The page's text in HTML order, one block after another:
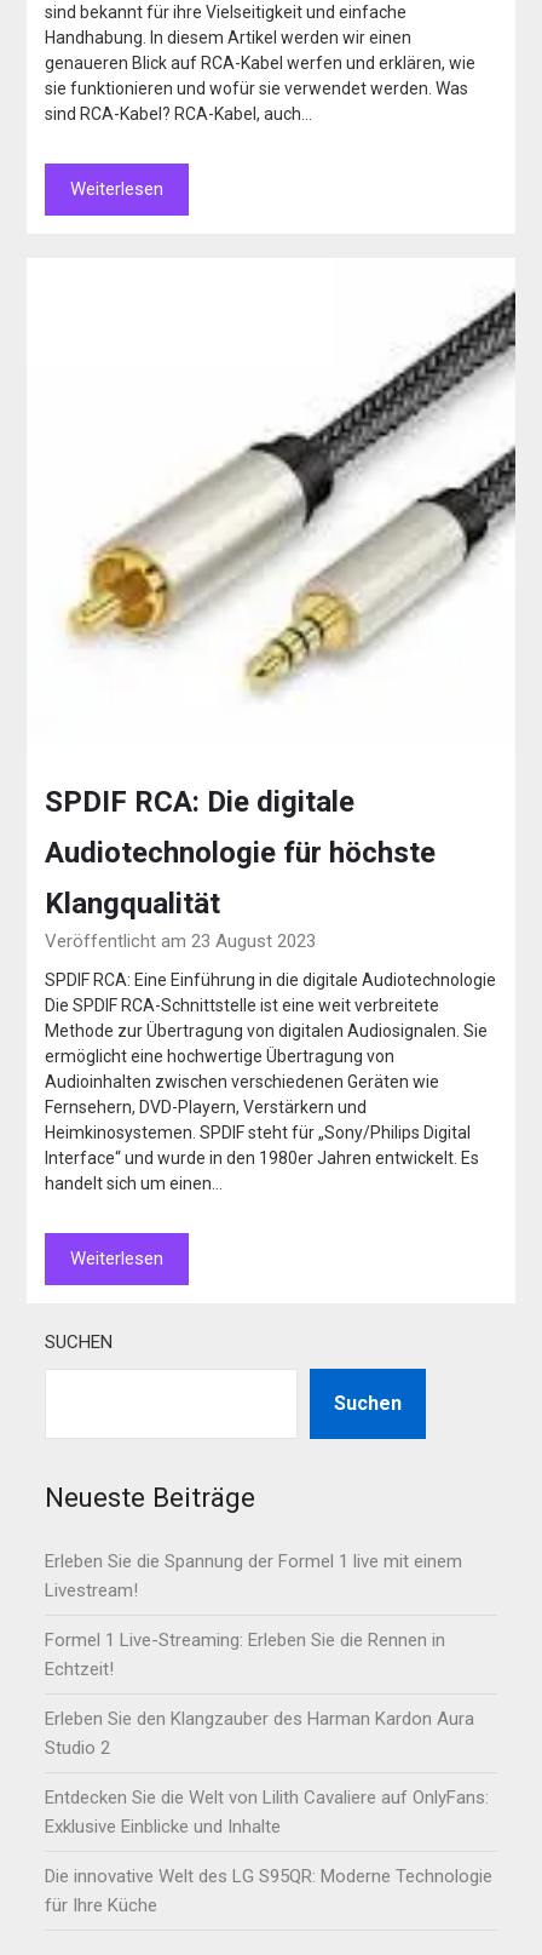
sind bekannt für ihre Vielseitigkeit und einfache
Handhabung. In diesem Artikel werden wir einen
genaueren Blick auf RCA-Kabel werfen und erklären, wie
sie funktionieren und wofür sie verwendet werden. Was
sind RCA-Kabel? RCA-Kabel, auch…
Weiterlesen
SPDIF RCA: Die digitale
Audiotechnologie für höchste
Klangqualität
Veröffentlicht am 23 August 2023
SPDIF RCA: Eine Einführung in die digitale Audiotechnologie
Die SPDIF RCA-Schnittstelle ist eine weit verbreitete
Methode zur Übertragung von digitalen Audiosignalen. Sie
ermöglicht eine hochwertige Übertragung von
Audioinhalten zwischen verschiedenen Geräten wie
Fernsehern, DVD-Playern, Verstärkern und
Heimkinosystemen. SPDIF steht für „Sony/Philips Digital
Interface“ und wurde in den 1980er Jahren entwickelt. Es
handelt sich um einen…
Weiterlesen
SUCHEN
Suchen
Neueste Beiträge
Erleben Sie die Spannung der Formel 1 live mit einem
Livestream!
Formel 1 Live-Streaming: Erleben Sie die Rennen in
Echtzeit!
Erleben Sie den Klangzauber des Harman Kardon Aura
Studio 2
Entdecken Sie die Welt von Lilith Cavaliere auf OnlyFans:
Exklusive Einblicke und Inhalte
Die innovative Welt des LG S95QR: Moderne Technologie
für Ihre Küche